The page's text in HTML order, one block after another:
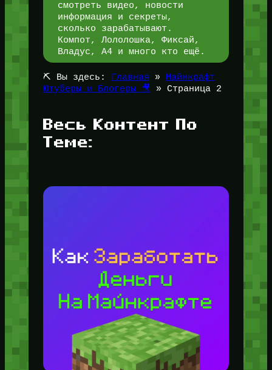
смотреть видео, новости
информация и секреты,
сколько зарабатывают.
Компот, Лололошка, Фиксай,
Владус, А4 и много кто ещё.
⛏️ Вы здесь: Главная » Майнкрафт
Ютуберы и Блогеры 🎥
» Страница 2
Весь Контент По
Теме: